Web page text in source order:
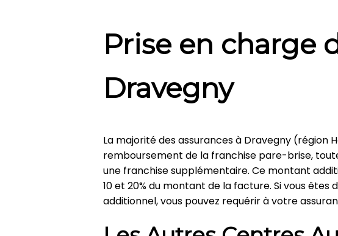
Prise en charge
Dravegny
La majorité des assurances à Dravegny (région
remboursement de la franchise pare-brise,
une franchise supplémentaire. Ce montant
10 et 20% du montant de la facture. Si vous
additionnel, vous pouvez requérir à votre